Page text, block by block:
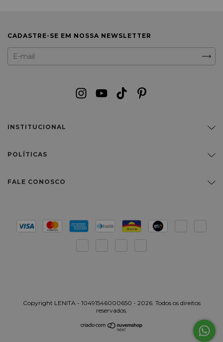
CADASTRE-SE EM NOSSA NEWSLETTER
INSTITUCIONAL
POLÍTICAS
FALE CONOSCO
Copyright LENITA - 10491546000650 - 2026. Todos os direitos
reservados.